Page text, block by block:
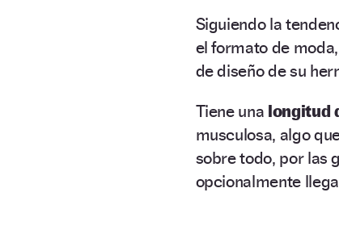
Siguiendo la
el formato de
de diseño de su
Tiene una longitud
musculosa, algo
sobre todo, por las
opcionalmente